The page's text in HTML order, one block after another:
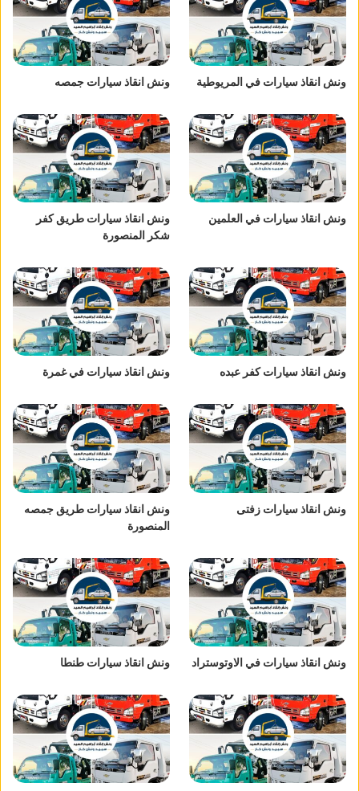
ونش انقاذ سيارات في المريوطية ونش انقاذ سيارات جمصه
ونش انقاذ سيارات في العلمين
ونش انقاذ سيارات طريق كفر
شكر المنصورة
ونش انقاذ سيارات كفر عبده ونش انقاذ سيارات في غمرة
ونش انقاذ سيارات زفتى
ونش انقاذ سيارات طريق جمصه
المنصورة
ونش انقاذ سيارات في الاوتوستراد ونش انقاذ سيارات طنطا